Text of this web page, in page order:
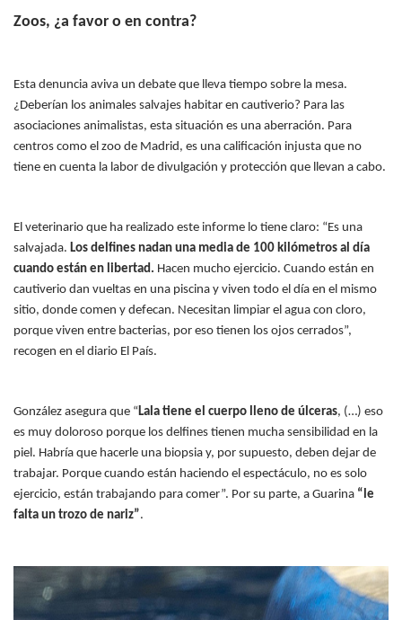
Zoos, ¿a favor o en contra?
Esta denuncia aviva un debate que lleva tiempo sobre la mesa.
¿Deberían los animales salvajes habitar en cautiverio? Para las
asociaciones animalistas, esta situación es una aberración. Para
centros como el zoo de Madrid, es una calificación injusta que no
tiene en cuenta la labor de divulgación y protección que llevan a cabo.
El veterinario que ha realizado este informe lo tiene claro: “Es una
salvajada. Los delfines nadan una media de 100 kilómetros al día
cuando están en libertad. Hacen mucho ejercicio. Cuando están en
cautiverio dan vueltas en una piscina y viven todo el día en el mismo
sitio, donde comen y defecan. Necesitan limpiar el agua con cloro,
porque viven entre bacterias, por eso tienen los ojos cerrados”,
recogen en el diario El País.
González asegura que “Lala tiene el cuerpo lleno de úlceras, (…) eso
es muy doloroso porque los delfines tienen mucha sensibilidad en la
piel. Habría que hacerle una biopsia y, por supuesto, deben dejar de
trabajar. Porque cuando están haciendo el espectáculo, no es solo
ejercicio, están trabajando para comer”. Por su parte, a Guarina “le
falta un trozo de nariz”.